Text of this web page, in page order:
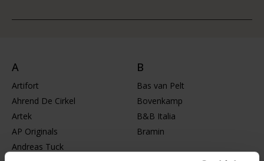
A
Artifort
Ahrend De Cirkel
Artek
AP Originals
Andreas Tuck
B
Bas van Pelt
Bovenkamp
B&B Italia
Bramin